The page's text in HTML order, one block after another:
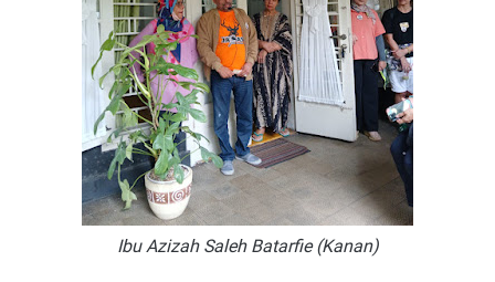
Ibu Azizah Saleh Batarfie (Kanan)